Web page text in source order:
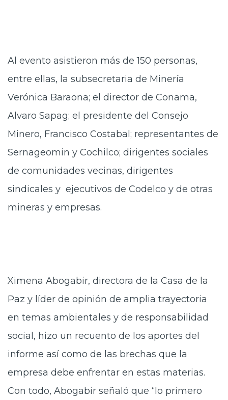
Al evento asistieron más de 150 personas,
entre ellas, la subsecretaria de Minería
Verónica Baraona; el director de Conama,
Alvaro Sapag; el presidente del Consejo
Minero, Francisco Costabal; representantes de
Sernageomin y Cochilco; dirigentes sociales
de comunidades vecinas, dirigentes
sindicales y ejecutivos de Codelco y de otras
mineras y empresas.
Ximena Abogabir, directora de la Casa de la
Paz y líder de opinión de amplia trayectoria
en temas ambientales y de responsabilidad
social, hizo un recuento de los aportes del
informe así como de las brechas que la
empresa debe enfrentar en estas materias.
Con todo, Abogabir señaló que “lo primero